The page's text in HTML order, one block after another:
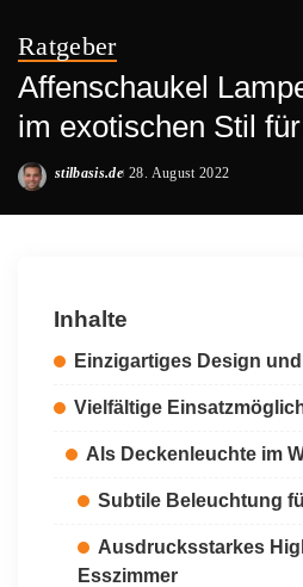
Ratgeber
Affenschaukel
im exotischen Stil
Posted
stilbasis.de 28. August 2022
Inhalte
Einzigartiges Design
Vielfältige
Als Deckenleuchte im
Subtile Beleuchtung
Ausdrucksstarkes
Esszimmer